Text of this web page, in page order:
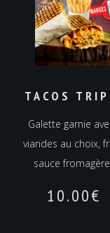
TACOS
Galette garnie
viandes au choix,
sauce
10.00€